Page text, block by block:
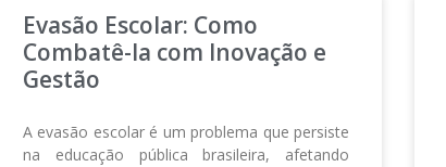
Evasão Escolar: Como
Combatê-la com Inovação e
Gestão
A evasão escolar é um problema que persiste
na educação pública brasileira, afetando